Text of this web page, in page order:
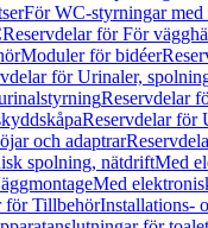
För WC-styrningar
Reservdelar för För
Moduler för bidéer
för Urinaler,
Reservdelar
Reservdelar för
och adaptrar
spolning, nätdriftMed
Med
för TillbehörInstallations-